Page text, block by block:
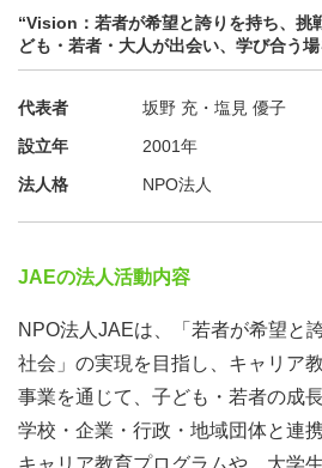
藤本さんは、インターンやスタッ
関わります。
分は何を考えたのか？」「なぜそ
か？」と問いを投げかけます。
それにより、一人ひとりが自分の
で動けるようになるのです。
○“雑多さ”を大切にするリーダー
プロジェクトがいくつも並走し、
バラ。
そんな“雑多さ”の中にこそ面白さが
ます。
「ここにある」という社名には、
“Vision：若者が希望と誇りを持ち、
ども・若者・大人が出会い、学び合う
代表者
坂野 充・塩見 優子
設立年
2001年
法人格
NPO法人
JAEの法人活動内容
NPO法人JAEは、「若者が希望と
社会」の実現を目指し、キャリア
事業を通じて、子ども・若者の成
学校・企業・行政・地域団体と連
キャリア教育プログラムや、大学